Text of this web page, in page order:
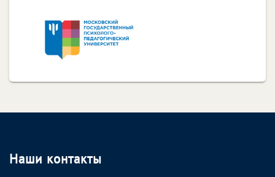
Наши контакты